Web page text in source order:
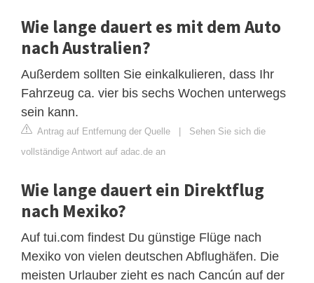
Wie lange dauert es mit dem Auto
nach Australien?
Außerdem sollten Sie einkalkulieren, dass Ihr
Fahrzeug ca. vier bis sechs Wochen unterwegs
sein kann.
Antrag auf Entfernung der Quelle | Sehen Sie sich die
vollständige Antwort auf adac.de an
Wie lange dauert ein Direktflug
nach Mexiko?
Auf tui.com findest Du günstige Flüge nach
Mexiko von vielen deutschen Abflughäfen. Die
meisten Urlauber zieht es nach Cancún auf der